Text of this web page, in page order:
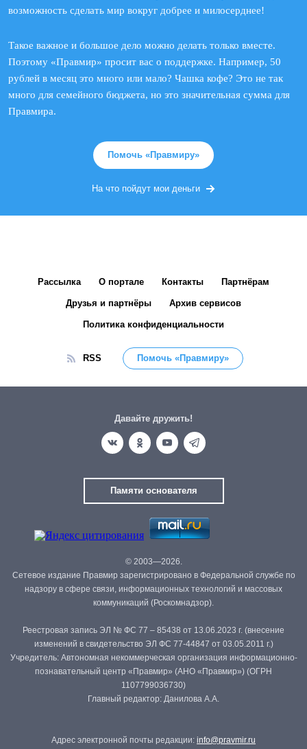
возможность сделать мир вокруг добрее и милосерднее!
Такое важное и большое дело можно делать только вместе.
Поэтому «Правмир» просит вас о поддержке. Например, 50
рублей в месяц это много или мало? Чашка кофе? Это не так
много для семейного бюджета, но это значительная сумма для
Правмира.
Помочь «Правмиру»
На что пойдут мои деньги
Рассылка О портале Контакты Партнёрам
Друзья и партнёры Архив сервисов
Политика конфиденциальности
RSS Помочь «Правмиру»
Давайте дружить!
Памяти основателя
© 2003—2026.
Сетевое издание Правмир зарегистрировано в Федеральной службе по
надзору в сфере связи, информационных технологий и массовых
коммуникаций (Роскомнадзор).
Реестровая запись ЭЛ № ФС 77 – 85438 от 13.06.2023 г. (внесение
изменений в свидетельство ЭЛ ФС 77-44847 от 03.05.2011 г.)
Учредитель: Автономная некоммерческая организация информационно-
познавательный центр «Правмир» (АНО «Правмир») (ОГРН
1107799036730)
Главный редактор: Данилова А.А.
Адрес электронной почты редакции: info@pravmir.ru